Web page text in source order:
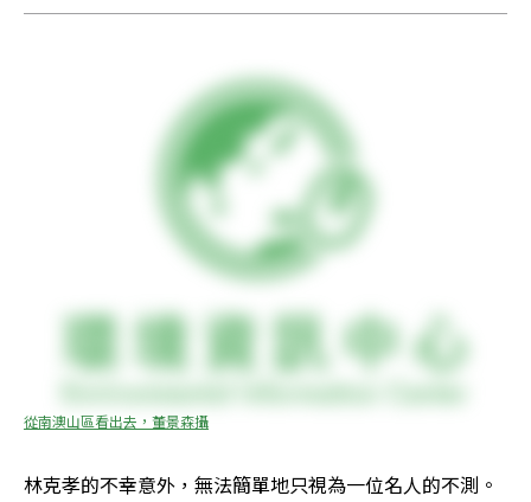
從南澳山區看出去，董景森攝
林克孝的不幸意外，無法簡單地只視為一位名人的不測。